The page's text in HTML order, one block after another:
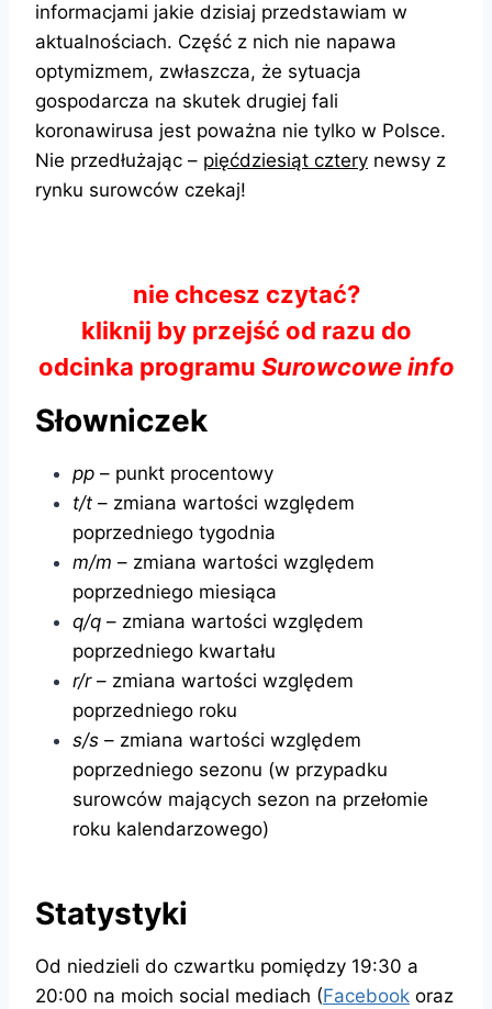
informacjami jakie dzisiaj przedstawiam w
aktualnościach. Część z nich nie napawa
optymizmem, zwłaszcza, że sytuacja
gospodarcza na skutek drugiej fali
koronawirusa jest poważna nie tylko w Polsce.
Nie przedłużając – pięćdziesiąt cztery newsy z
rynku surowców czekaj!
nie chcesz czytać?
kliknij by przejść od razu do
odcinka programu Surowcowe info
Słowniczek
pp – punkt procentowy
t/t – zmiana wartości względem
poprzedniego tygodnia
m/m – zmiana wartości względem
poprzedniego miesiąca
q/q – zmiana wartości względem
poprzedniego kwartału
r/r– zmiana wartości względem
poprzedniego roku
s/s – zmiana wartości względem
poprzedniego sezonu (w przypadku
surowców mających sezon na przełomie
roku kalendarzowego)
Statystyki
Od niedzieli do czwartku pomiędzy 19:30 a
20:00 na moich social mediach (Facebook oraz